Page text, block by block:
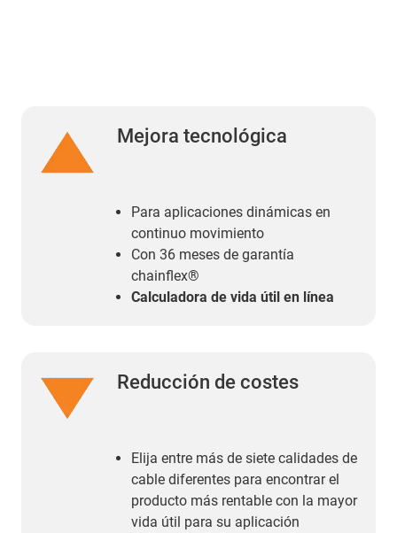
Mejora tecnológica
Para aplicaciones dinámicas en
continuo movimiento
Con 36 meses de garantía
chainflex®
Calculadora de vida útil en línea
Reducción de costes
Elija entre más de siete calidades de
cable diferentes para encontrar el
producto más rentable con la mayor
vida útil para su aplicación